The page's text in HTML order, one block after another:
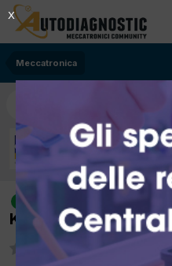
Meccatronica
risolto
[volvo V70II
Kw Bifuel B/Metano]
X